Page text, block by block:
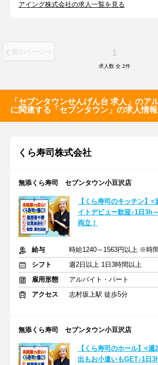
アイング株式会社の求人一覧を見る
前のページへ 1
求人数 全 2件
「セブンタウンせんげん台 求人」のア
に関連する「セブンタウン」の求人情報
くら寿司株式会社
無添くら寿司 セブンタウン小豆沢店
【くら寿司のキッチン】
イトデビュー歓迎♪1日3h
両立！
給与
時給1240～1563円以上 ※時
シフト
週2日以上 1日3時間以上
雇用形態
アルバイト・パート
アクセス
志村坂上駅 徒歩5分
無添くら寿司 セブンタウン小豆沢店
【くら寿司のホール】<
出もお小遣いもGET♪1日